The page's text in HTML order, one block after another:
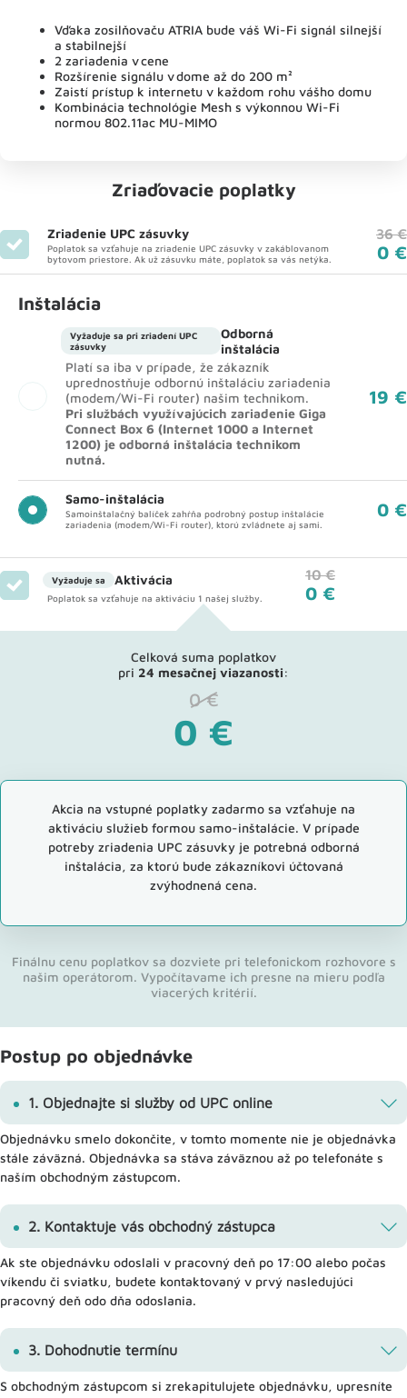
Vďaka zosilňovaču ATRIA bude váš Wi-Fi signál silnejší
a stabilnejší
2 zariadenia v cene
Rozšírenie signálu v dome až do 200 m²
Zaistí prístup k internetu v každom rohu vášho domu
Kombinácia technológie Mesh s výkonnou Wi-Fi
normou 802.11ac MU-MIMO
Zriaďovacie poplatky
Zriadenie UPC zásuvky
Poplatok sa vzťahuje na zriadenie UPC zásuvky v zakáblovanom
bytovom priestore. Ak už zásuvku máte, poplatok sa vás netýka.
36 €
0 €
Inštalácia
Vyžaduje sa pri zriadení UPC
zásuvky
Odborná
inštalácia
Platí sa iba v prípade, že zákazník
uprednostňuje odbornú inštaláciu zariadenia
(modem/Wi-Fi router) našim technikom.
Pri službách využívajúcich zariadenie Giga
Connect Box 6 (Internet 1000 a Internet
1200) je odborná inštalácia technikom
nutná.
19 €
Samo-inštalácia
Samoinštalačný balíček zahŕňa podrobný postup inštalácie
zariadenia (modem/Wi-Fi router), ktorú zvládnete aj sami.
0 €
Vyžaduje sa Aktivácia
Poplatok sa vzťahuje na aktiváciu 1 našej služby.
10 €
0 €
Celková suma poplatkov
pri 24 mesačnej viazanosti:
0€
0 €
Akcia na vstupné poplatky zadarmo sa vzťahuje na
aktiváciu služieb formou samo-inštalácie. V prípade
potreby zriadenia UPC zásuvky je potrebná odborná
inštalácia, za ktorú bude zákazníkovi účtovaná
zvýhodnená cena.
Finálnu cenu poplatkov sa dozviete pri telefonickom rozhovore s
našim operátorom. Vypočítavame ich presne na mieru podľa
viacerých kritérií.
Postup po objednávke
1. Objednajte si služby od UPC online
Objednávku smelo dokončite, v tomto momente nie je objednávka
stále záväzná. Objednávka sa stáva záväznou až po telefonáte s
naším obchodným zástupcom.
2. Kontaktuje vás obchodný zástupca
Ak ste objednávku odoslali v pracovný deň po 17:00 alebo počas
víkendu či sviatku, budete kontaktovaný v prvý nasledujúci
pracovný deň odo dňa odoslania.
3. Dohodnutie termínu
S obchodným zástupcom si zrekapitulujete objednávku, upresníte